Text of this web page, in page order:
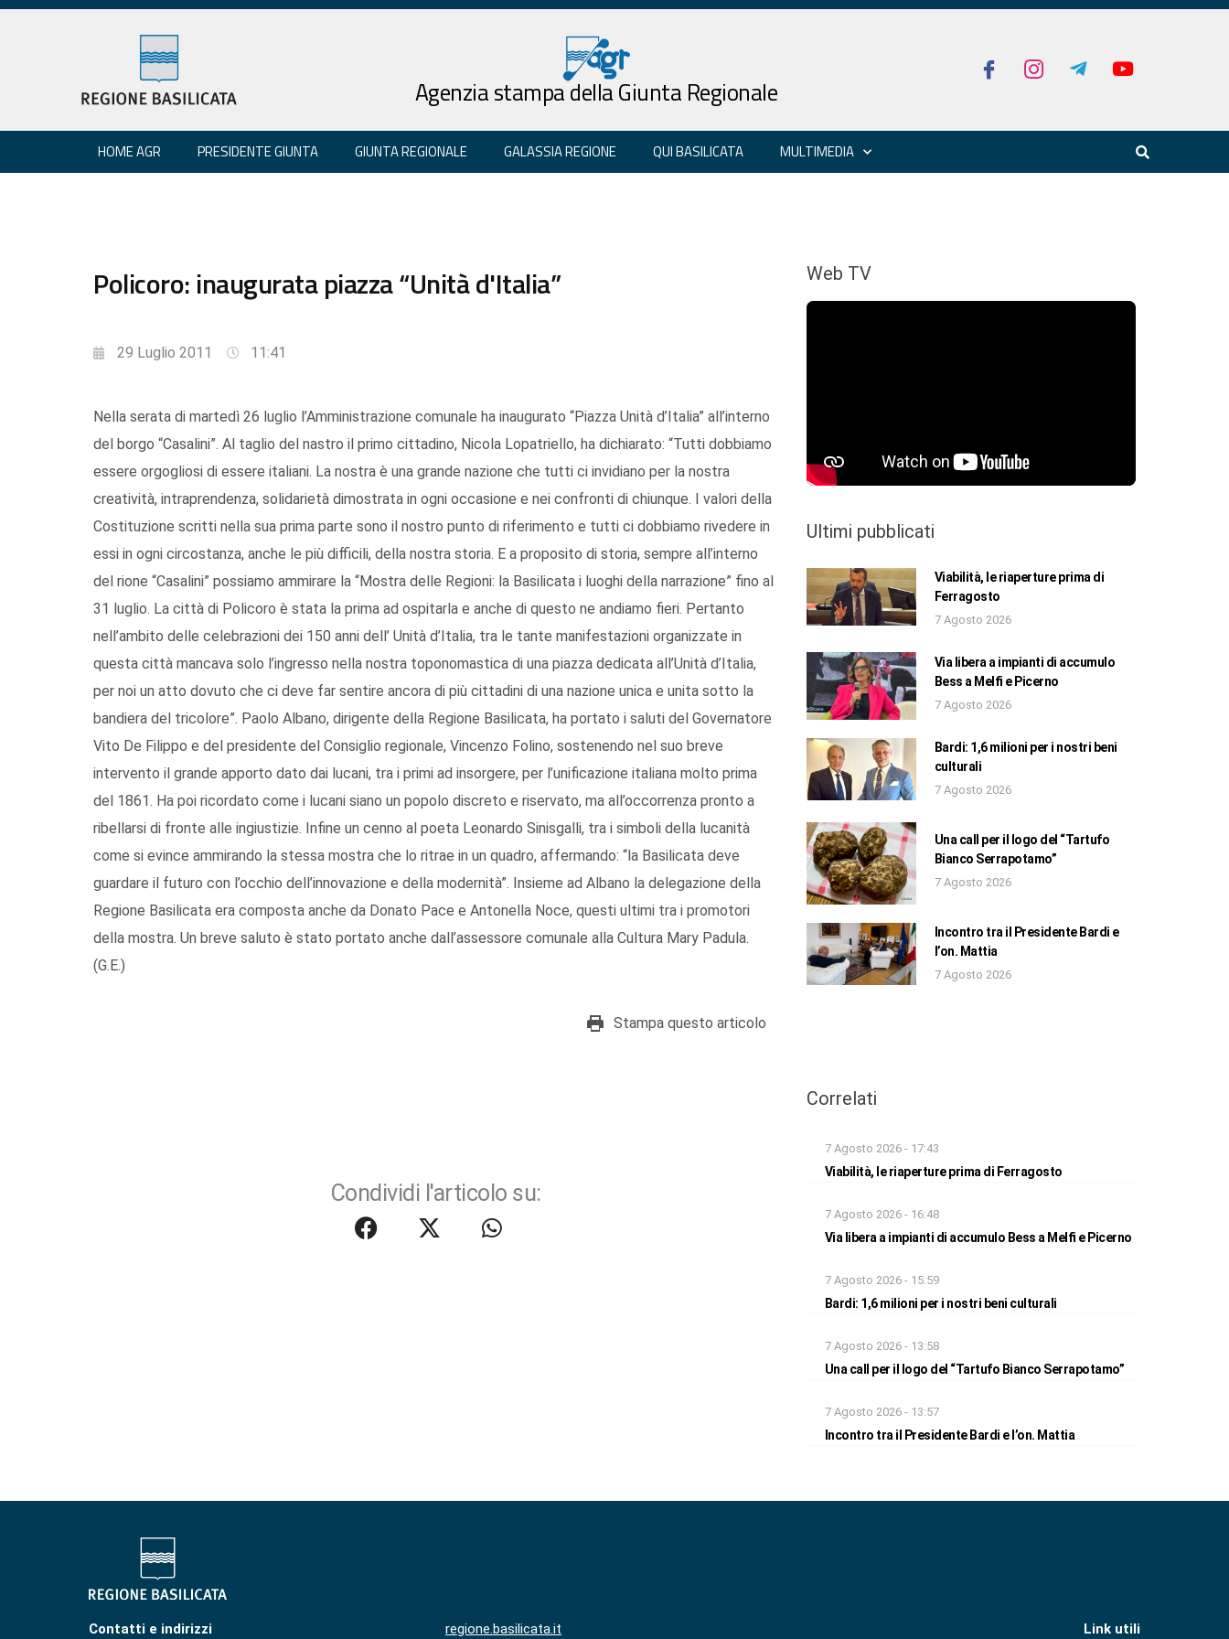
Agenzia stampa della Giunta Regionale
HOME AGR PRESIDENTE GIUNTA GIUNTA REGIONALE GALASSIA REGIONE QUI BASILICATA MULTIMEDIA
Policoro: inaugurata piazza “Unità d'Italia”
29 Luglio 2011 11:41
Nella serata di martedì 26 luglio l’Amministrazione comunale ha inaugurato “Piazza Unità d’Italia” all’interno
del borgo “Casalini”. Al taglio del nastro il primo cittadino, Nicola Lopatriello, ha dichiarato: “Tutti dobbiamo
essere orgogliosi di essere italiani. La nostra è una grande nazione che tutti ci invidiano per la nostra
creatività, intraprendenza, solidarietà dimostrata in ogni occasione e nei confronti di chiunque. I valori della
Costituzione scritti nella sua prima parte sono il nostro punto di riferimento e tutti ci dobbiamo rivedere in
essi in ogni circostanza, anche le più difficili, della nostra storia. E a proposito di storia, sempre all’interno
del rione “Casalini” possiamo ammirare la “Mostra delle Regioni: la Basilicata i luoghi della narrazione” fino al
31 luglio. La città di Policoro è stata la prima ad ospitarla e anche di questo ne andiamo fieri. Pertanto
nell’ambito delle celebrazioni dei 150 anni dell’ Unità d’Italia, tra le tante manifestazioni organizzate in
questa città mancava solo l’ingresso nella nostra toponomastica di una piazza dedicata all’Unità d’Italia,
per noi un atto dovuto che ci deve far sentire ancora di più cittadini di una nazione unica e unita sotto la
bandiera del tricolore”. Paolo Albano, dirigente della Regione Basilicata, ha portato i saluti del Governatore
Vito De Filippo e del presidente del Consiglio regionale, Vincenzo Folino, sostenendo nel suo breve
intervento il grande apporto dato dai lucani, tra i primi ad insorgere, per l’unificazione italiana molto prima
del 1861. Ha poi ricordato come i lucani siano un popolo discreto e riservato, ma all’occorrenza pronto a
ribellarsi di fronte alle ingiustizie. Infine un cenno al poeta Leonardo Sinisgalli, tra i simboli della lucanità
come si evince ammirando la stessa mostra che lo ritrae in un quadro, affermando: “la Basilicata deve
guardare il futuro con l’occhio dell’innovazione e della modernità”. Insieme ad Albano la delegazione della
Regione Basilicata era composta anche da Donato Pace e Antonella Noce, questi ultimi tra i promotori
della mostra. Un breve saluto è stato portato anche dall’assessore comunale alla Cultura Mary Padula.
(G.E.)
Stampa questo articolo
Condividi l'articolo su:
Web TV
Ultimi pubblicati
Viabilità, le riaperture prima di
Ferragosto
7 Agosto 2026
Via libera a impianti di accumulo
Bess a Melfi e Picerno
7 Agosto 2026
Bardi: 1,6 milioni per i nostri beni
culturali
7 Agosto 2026
Una call per il logo del “Tartufo
Bianco Serrapotamo”
7 Agosto 2026
Incontro tra il Presidente Bardi e
l’on. Mattia
7 Agosto 2026
Correlati
7 Agosto 2026 - 17:43
Viabilità, le riaperture prima di Ferragosto
7 Agosto 2026 - 16:48
Via libera a impianti di accumulo Bess a Melfi e Picerno
7 Agosto 2026 - 15:59
Bardi: 1,6 milioni per i nostri beni culturali
7 Agosto 2026 - 13:58
Una call per il logo del “Tartufo Bianco Serrapotamo”
7 Agosto 2026 - 13:57
Incontro tra il Presidente Bardi e l’on. Mattia
Contatti e indirizzi regione.basilicata.it Link utili